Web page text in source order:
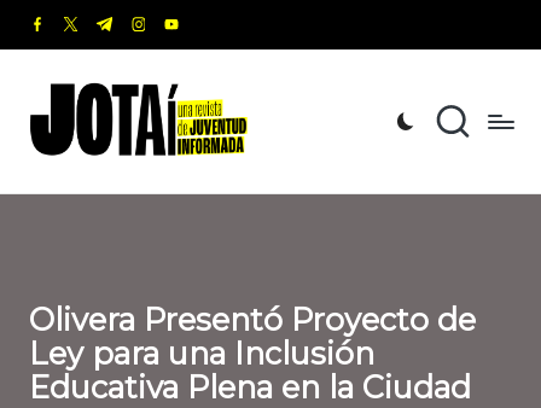
Saltar
contenido
facebook.com
twitter.com
t.me instagram.com
youtube.com
o
t
revista
de
Informada
Olivera Presentó Proyecto de
Ley para una Inclusión
Educativa Plena en la Ciudad